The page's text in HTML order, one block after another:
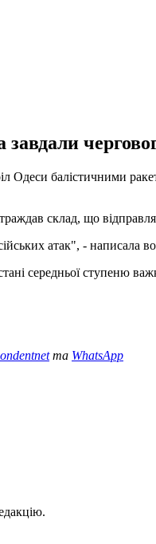
завдали
балістичними
склад, що
атак", - написала
середньої ступеню
та WhatsApp